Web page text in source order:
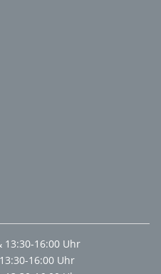
13:30-16:00 Uhr
16:00 Uhr